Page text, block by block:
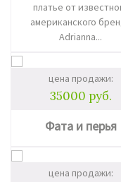
платье от
американского
Adrianna...
цена продажи:
35000 руб.
Фата и перья
цена продажи: